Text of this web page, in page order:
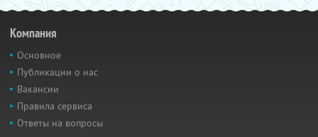
Компания
Основное
Публикации о нас
Вакансии
Правила сервиса
Ответы на вопросы